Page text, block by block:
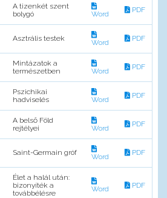
A tizenkét szent
bolygó
Word PDF
Asztrális testek Word PDF
Mintázatok a
természetben
Word PDF
Pszichikai
hadviselés
Word PDF
A belső Föld
rejtélyei
Word PDF
Saint-Germain gróf Word PDF
Élet a halál után:
bizonyíték a
továbbélésre
Word PDF